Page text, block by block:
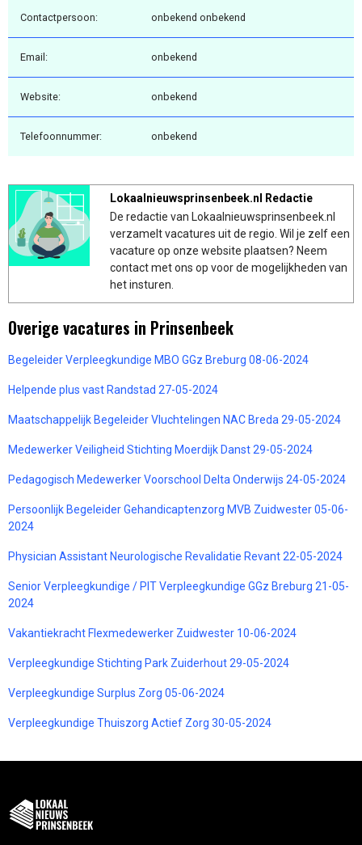
Contactpersoon: onbekend onbekend
Email: onbekend
Website: onbekend
Telefoonnummer: onbekend
Lokaalnieuwsprinsenbeek.nl Redactie
De redactie van Lokaalnieuwsprinsenbeek.nl
verzamelt vacatures uit de regio. Wil je zelf een
vacature op onze website plaatsen? Neem
contact met ons op voor de mogelijkheden van
het insturen.
Overige vacatures in Prinsenbeek
Begeleider Verpleegkundige MBO GGz Breburg 08-06-2024
Helpende plus vast Randstad 27-05-2024
Maatschappelijk Begeleider Vluchtelingen NAC Breda 29-05-2024
Medewerker Veiligheid Stichting Moerdijk Danst 29-05-2024
Pedagogisch Medewerker Voorschool Delta Onderwijs 24-05-2024
Persoonlijk Begeleider Gehandicaptenzorg MVB Zuidwester 05-06-
2024
Physician Assistant Neurologische Revalidatie Revant 22-05-2024
Senior Verpleegkundige / PIT Verpleegkundige GGz Breburg 21-05-
2024
Vakantiekracht Flexmedewerker Zuidwester 10-06-2024
Verpleegkundige Stichting Park Zuiderhout 29-05-2024
Verpleegkundige Surplus Zorg 05-06-2024
Verpleegkundige Thuiszorg Actief Zorg 30-05-2024